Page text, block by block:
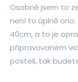
Osobně jsem to
není to úplně
40cm, a to je
připravovaném
posteli, tak